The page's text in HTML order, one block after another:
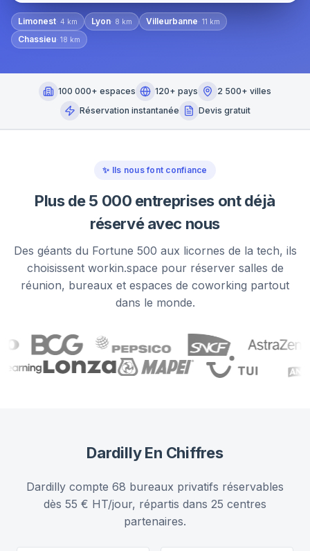
Limonest· 4 km Lyon· 8 km Villeurbanne· 11 km
Chassieu· 18 km
100 000+ espaces 120+ pays
2 500+ villes
Réservation instantanée
Devis gratuit
✨ Ils nous font confiance
Plus de 5 000 entreprises ont déjà
réservé avec nous
Des géants du Fortune 500 aux licornes de la tech, ils
choisissent workin.space pour réserver salles de
réunion, bureaux et espaces de coworking partout
dans le monde.
Dardilly En Chiffres
Dardilly compte 68 bureaux privatifs réservables
dès 55 € HT/jour, répartis dans 25 centres
partenaires.